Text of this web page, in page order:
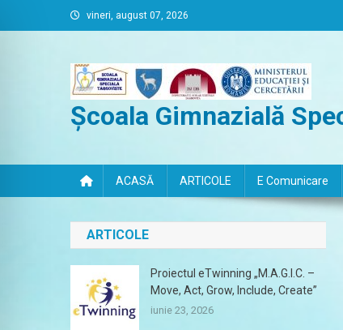
to
vineri, august 07, 2026
Școala Gimnazială
ACASĂ ARTICOLE E Comunicare
ARTICOLE
Proiectul eTwinning „M.A.G.I.C. –
Move, Act, Grow, Include, Create”
iunie 23, 2026